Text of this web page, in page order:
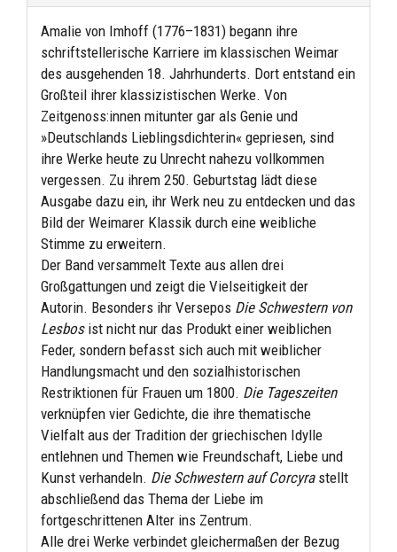
Amalie von Imhoff (1776–1831) begann ihre
schriftstellerische Karriere im klassischen Weimar
des ausgehenden 18. Jahrhunderts. Dort entstand ein
Großteil ihrer klassizistischen Werke. Von
Zeitgenoss:innen mitunter gar als Genie und
»Deutschlands Lieblingsdichterin« gepriesen, sind
ihre Werke heute zu Unrecht nahezu vollkommen
vergessen. Zu ihrem 250. Geburtstag lädt diese
Ausgabe dazu ein, ihr Werk neu zu entdecken und das
Bild der Weimarer Klassik durch eine weibliche
Stimme zu erweitern.
Der Band versammelt Texte aus allen drei
Großgattungen und zeigt die Vielseitigkeit der
Autorin. Besonders ihr Versepos Die Schwestern von
Lesbosist nicht nur das Produkt einer weiblichen
Feder, sondern befasst sich auch mit weiblicher
Handlungsmacht und den sozialhistorischen
Restriktionen für Frauen um 1800. Die Tageszeiten
verknüpfen vier Gedichte, die ihre thematische
Vielfalt aus der Tradition der griechischen Idylle
entlehnen und Themen wie Freundschaft, Liebe und
Kunst verhandeln. Die Schwestern auf Corcyrastellt
abschließend das Thema der Liebe im
fortgeschrittenen Alter ins Zentrum.
Alle drei Werke verbindet gleichermaßen der Bezug